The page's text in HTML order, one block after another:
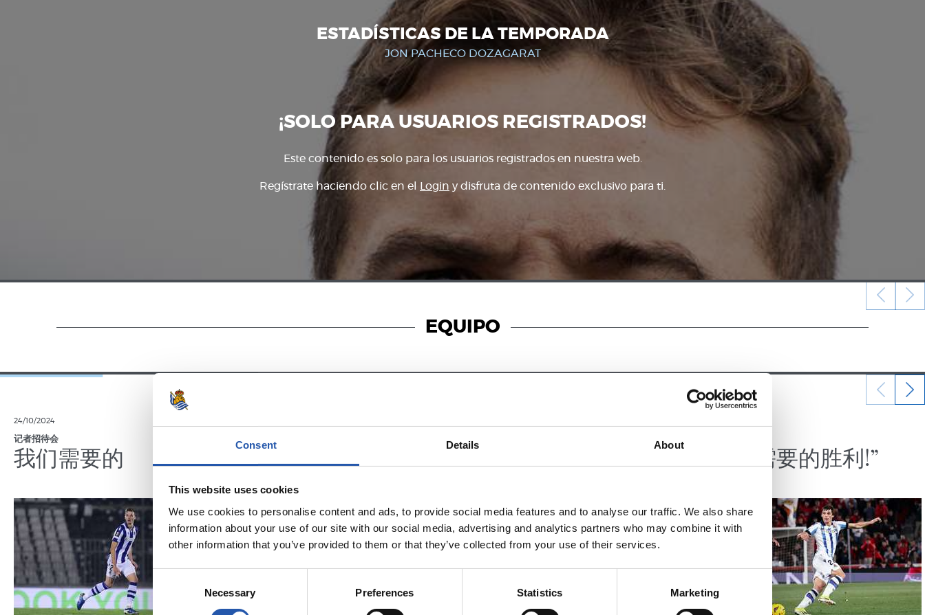
Consent Details About
This website uses cookies
We use cookies to personalise content and ads, to provide social media features and to analyse our traffic. We also share
information about your use of our site with our social media, advertising and analytics partners who may combine it with
other information that you’ve provided to them or that they’ve collected from your use of their services.
Selection
Necessary Preferences Statistics Marketing
ESTADÍSTICAS DE LA TEMPORADA
JON PACHECO DOZAGARAT
¡SOLO PARA USUARIOS REGISTRADOS!
Este contenido es solo para los usuarios registrados en nuestra web.
Regístrate haciendo clic en el Login y disfruta de contenido exclusivo para ti.
EQUIPO
24/10/2024
记者招待会
我们需要的 “我们受伤了”
记者招待会
“战斗到底” “迫切需要的胜利!”